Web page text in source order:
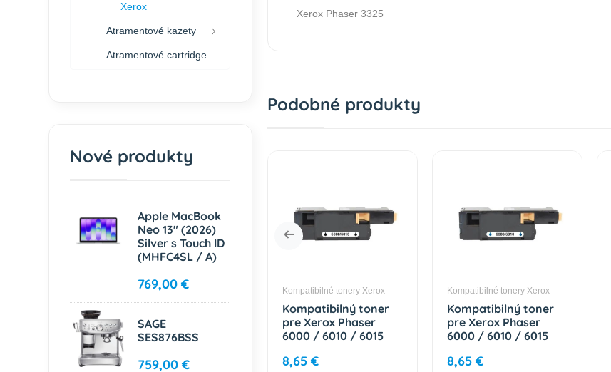
Xerox Phaser 3325
Podobné produkty
Kompatibilné tonery Xerox
pre Xerox Phaser
3010 / 3040 / 3045
(106R02182) EEU Black
2200 strán
6,90 €
Kompatibilné tonery Xerox
Kompatibilný toner
pre Xerox Phaser
6000 / 6010 / 6015
2000 strán
8,65 €
Kompatibilné tonery Xerox
Kompatibilný toner
pre Xerox Phaser
6000 / 6010 / 6015
1000 strán
8,65 €
Xerox
Atramentové kazety
Atramentové cartridge
Nové produkty
Apple MacBook
Neo 13" (2026)
Silver s Touch ID
(MHFC4SL / A)
769,00 €
SAGE
SES876BSS
759,00 €